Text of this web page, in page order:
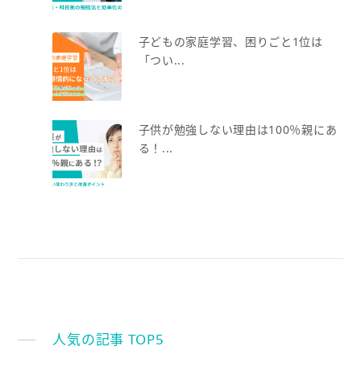
子どもの家庭学習、困りごと1位は
「つい...
子供が勉強しない理由は100％親にあ
る！...
人気の記事 TOP5